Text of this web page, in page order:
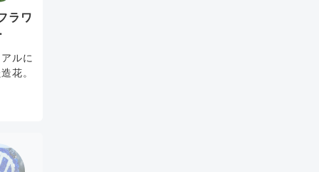
ラワ
ルに
花。